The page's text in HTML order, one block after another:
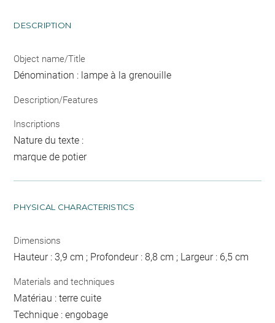
DESCRIPTION
Object name/Title
Dénomination : lampe à la grenouille
Description/Features
Inscriptions
Nature du texte :
marque de potier
PHYSICAL CHARACTERISTICS
Dimensions
Hauteur : 3,9 cm ; Profondeur : 8,8 cm ; Largeur : 6,5 cm
Materials and techniques
Matériau : terre cuite
Technique : engobage